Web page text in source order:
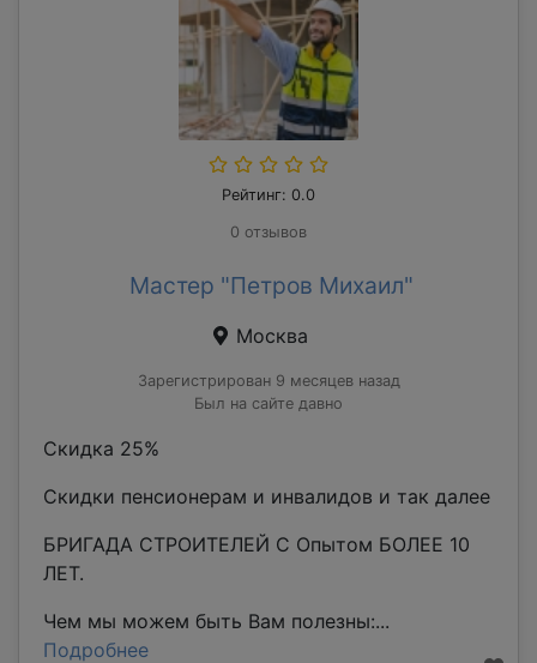
Рейтинг: 0.0
0 отзывов
Мастер "Петров Михаил"
Москва
Зарегистрирован 9 месяцев назад
Был на сайте давно
Скидка 25%
Скидки пенсионерам и инвалидов и так далее
БРИГАДА СТРОИТЕЛЕЙ С Опытом БОЛЕЕ 10
ЛЕТ.
Чем мы можем быть Вам полезны:...
Подробнее